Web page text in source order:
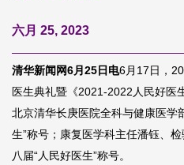
六月 25, 2023
清华新闻网6月25日电6月17日，
医生典礼暨《2021-2022人民好医
北京清华长庚医院全科与健康医学
生”称号；康复医学科主任潘钰、
八届“人民好医生”称号。